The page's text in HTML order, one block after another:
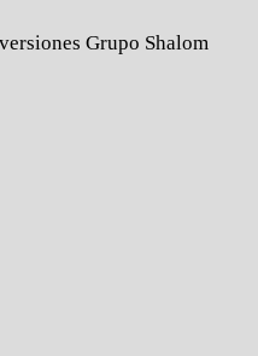
Grupo Shalom